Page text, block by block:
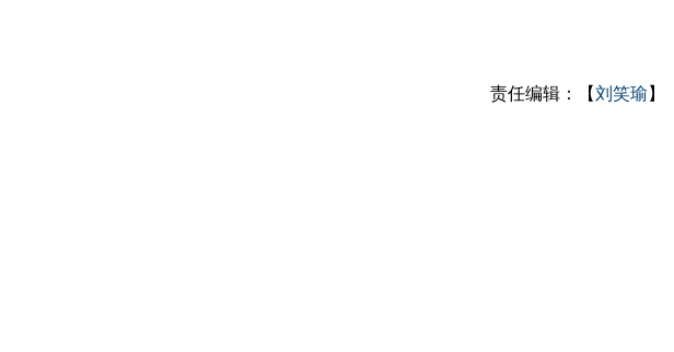
责任编辑：【刘笑瑜 】